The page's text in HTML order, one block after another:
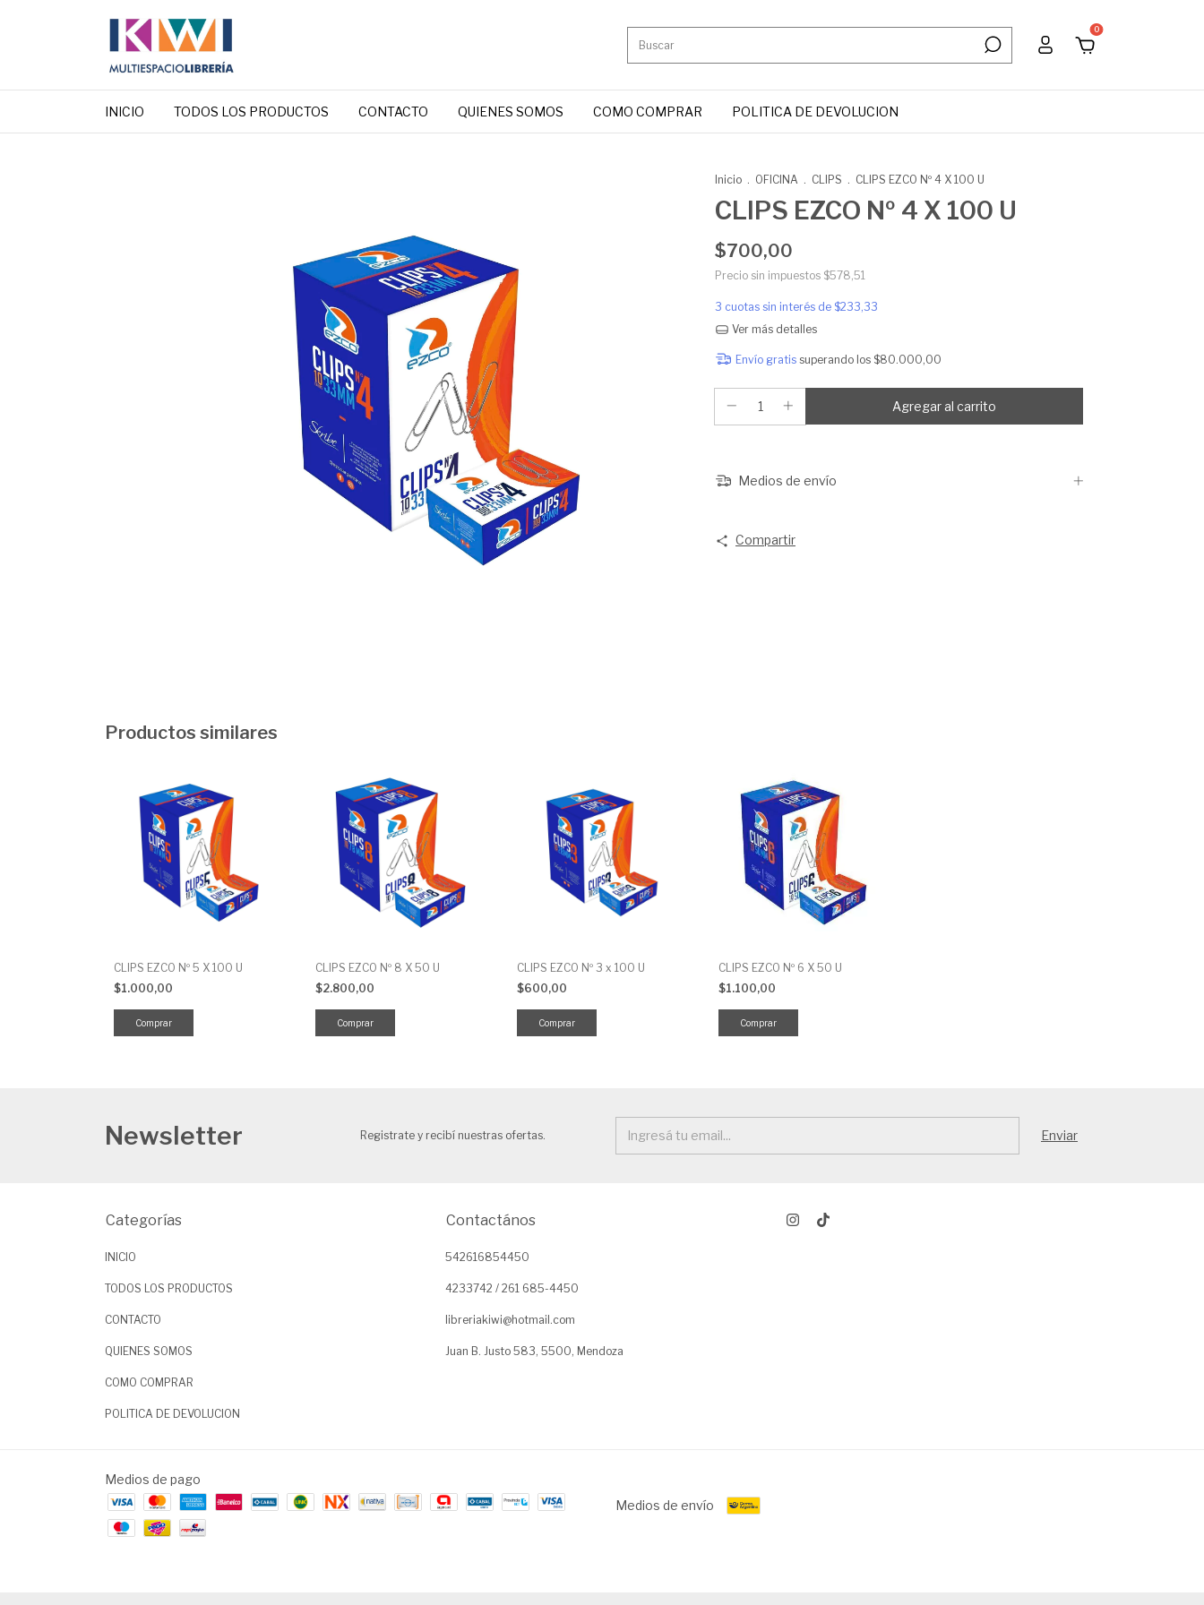
0
INICIO TODOS LOS PRODUCTOS CONTACTO QUIENES SOMOS COMO COMPRAR POLITICA DE DEVOLUCION
Inicio . OFICINA . CLIPS . CLIPS EZCO Nº 4 X 100 U
CLIPS EZCO Nº 4 X 100 U
$700,00
Precio sin impuestos $578,51
3 cuotas sin interés de $233,33
Ver más detalles
Envío gratis superando los $80.000,00
Medios de envío
Compartir
Productos similares
CLIPS EZCO Nº 5 X 100 U
$1.000,00
CLIPS EZCO Nº 8 X 50 U
$2.800,00
CLIPS EZCO Nº 3 x 100 U
$600,00
CLIPS EZCO Nº 6 X 50 U
$1.100,00
Newsletter Registrate y recibí nuestras ofertas.
Categorías
INICIO
TODOS LOS PRODUCTOS
CONTACTO
QUIENES SOMOS
COMO COMPRAR
POLITICA DE DEVOLUCION
Contactános
542616854450
4233742 / 261 685-4450
libreriakiwi@hotmail.com
Juan B. Justo 583, 5500, Mendoza
Medios de pago
Medios de envío